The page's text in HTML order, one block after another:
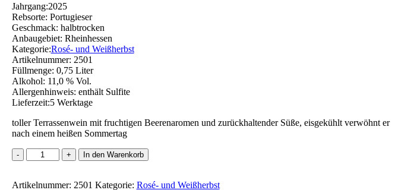
Jahrgang:2025
Rebsorte: Portugieser
Geschmack: halbtrocken
Anbaugebiet: Rheinhessen
Kategorie:Rosé- und Weißherbst
Artikelnummer: 2501
Füllmenge: 0,75 Liter
Alkohol: 11,0 % Vol.
Allergenhinweis: enthält Sulfite
Lieferzeit:5 Werktage
toller Terrassenwein mit fruchtigen Beerenaromen und zurückhaltender Süße, eisgekühlt verwöhnt er
nach einem heißen Sommertag
Portugieser
Weißherbst
In den Warenkorb
Artikelnummer: 2501 Kategorie: Rosé- und Weißherbst